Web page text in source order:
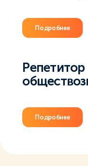
Подробнее
Подробнее